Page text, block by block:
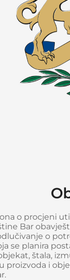
o procjeni
Bar
o
se planira
štala,
proizvoda i